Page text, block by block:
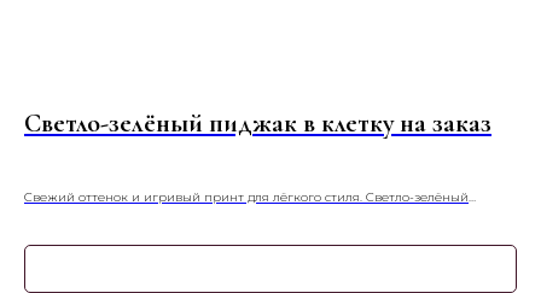
Светло-зелёный пиджак в клетку на заказ
Свежий оттенок и игривый принт для лёгкого стиля. Светло-зелёный